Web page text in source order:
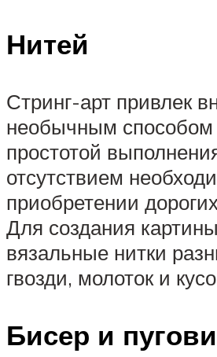
Нитей
Стринг-арт привлек
необычным способом
простотой
отсутствием
приобретении
Для создания
вязальные нитки
гвозди, молоток и
Бисер и